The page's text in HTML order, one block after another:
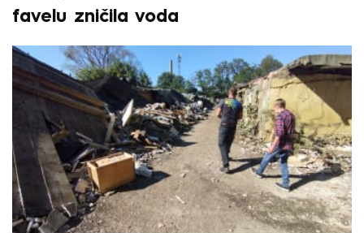
favelu zničila voda